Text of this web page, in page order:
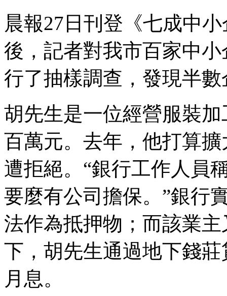
晨報27日刊登《七成中
後，記者對我市百家中
行了抽樣調查，發現半
胡先生是一位經營服裝加
百萬元。去年，他打算
遭拒絕。“銀行工作人員
要麼有公司擔保。”銀行
法作為抵押物；而該業
下，胡先生通過地下錢
月息。